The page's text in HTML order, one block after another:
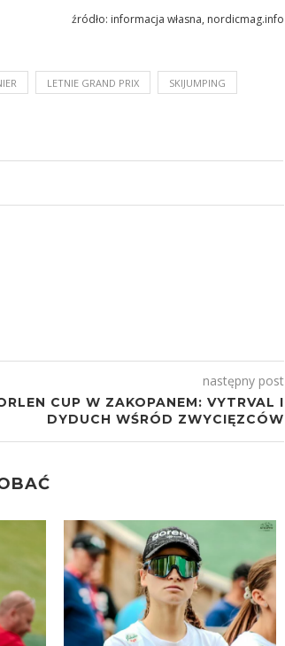
źródło: informacja własna, nordicmag.info
LETNIE GRAND PRIX SKIJUMPING
następny post
CUP W ZAKOPANEM: VYTRVAL I
DYDUCH WŚRÓD ZWYCIĘZCÓW